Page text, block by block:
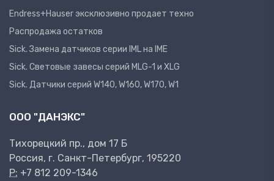
Endress+Hauser эксклюзивно продает техно
Распродажа остатков
Sick. Замена датчиков серии IML на IME
Sick. Световые завесы серий MLG-1 и XLG
Sick. Датчики серий W140, W160, W170, W1
ООО "ДАНЭКС"
Тихорецкий пр., дом 17 Б
Россия, г. Санкт-Петербург, 195220
P: +7 812 209-1346